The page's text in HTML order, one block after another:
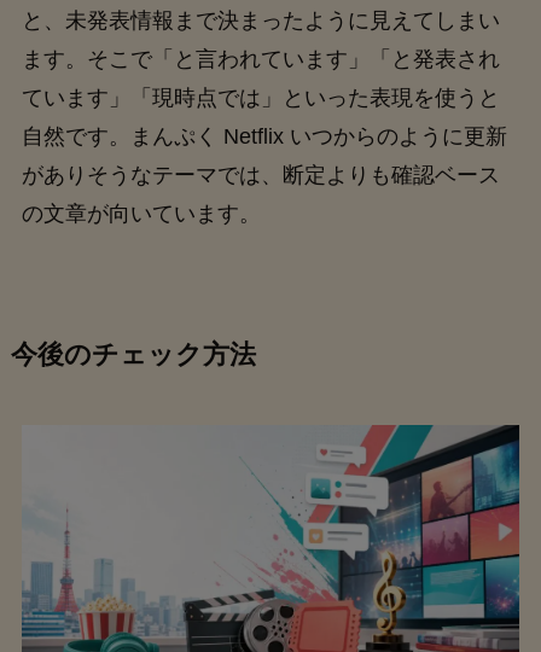
と、未発表情報まで決まったように見えてしまい
ます。そこで「と言われています」「と発表され
ています」「現時点では」といった表現を使うと
自然です。まんぷく Netflix いつからのように更新
がありそうなテーマでは、断定よりも確認ベース
の文章が向いています。
今後のチェック方法